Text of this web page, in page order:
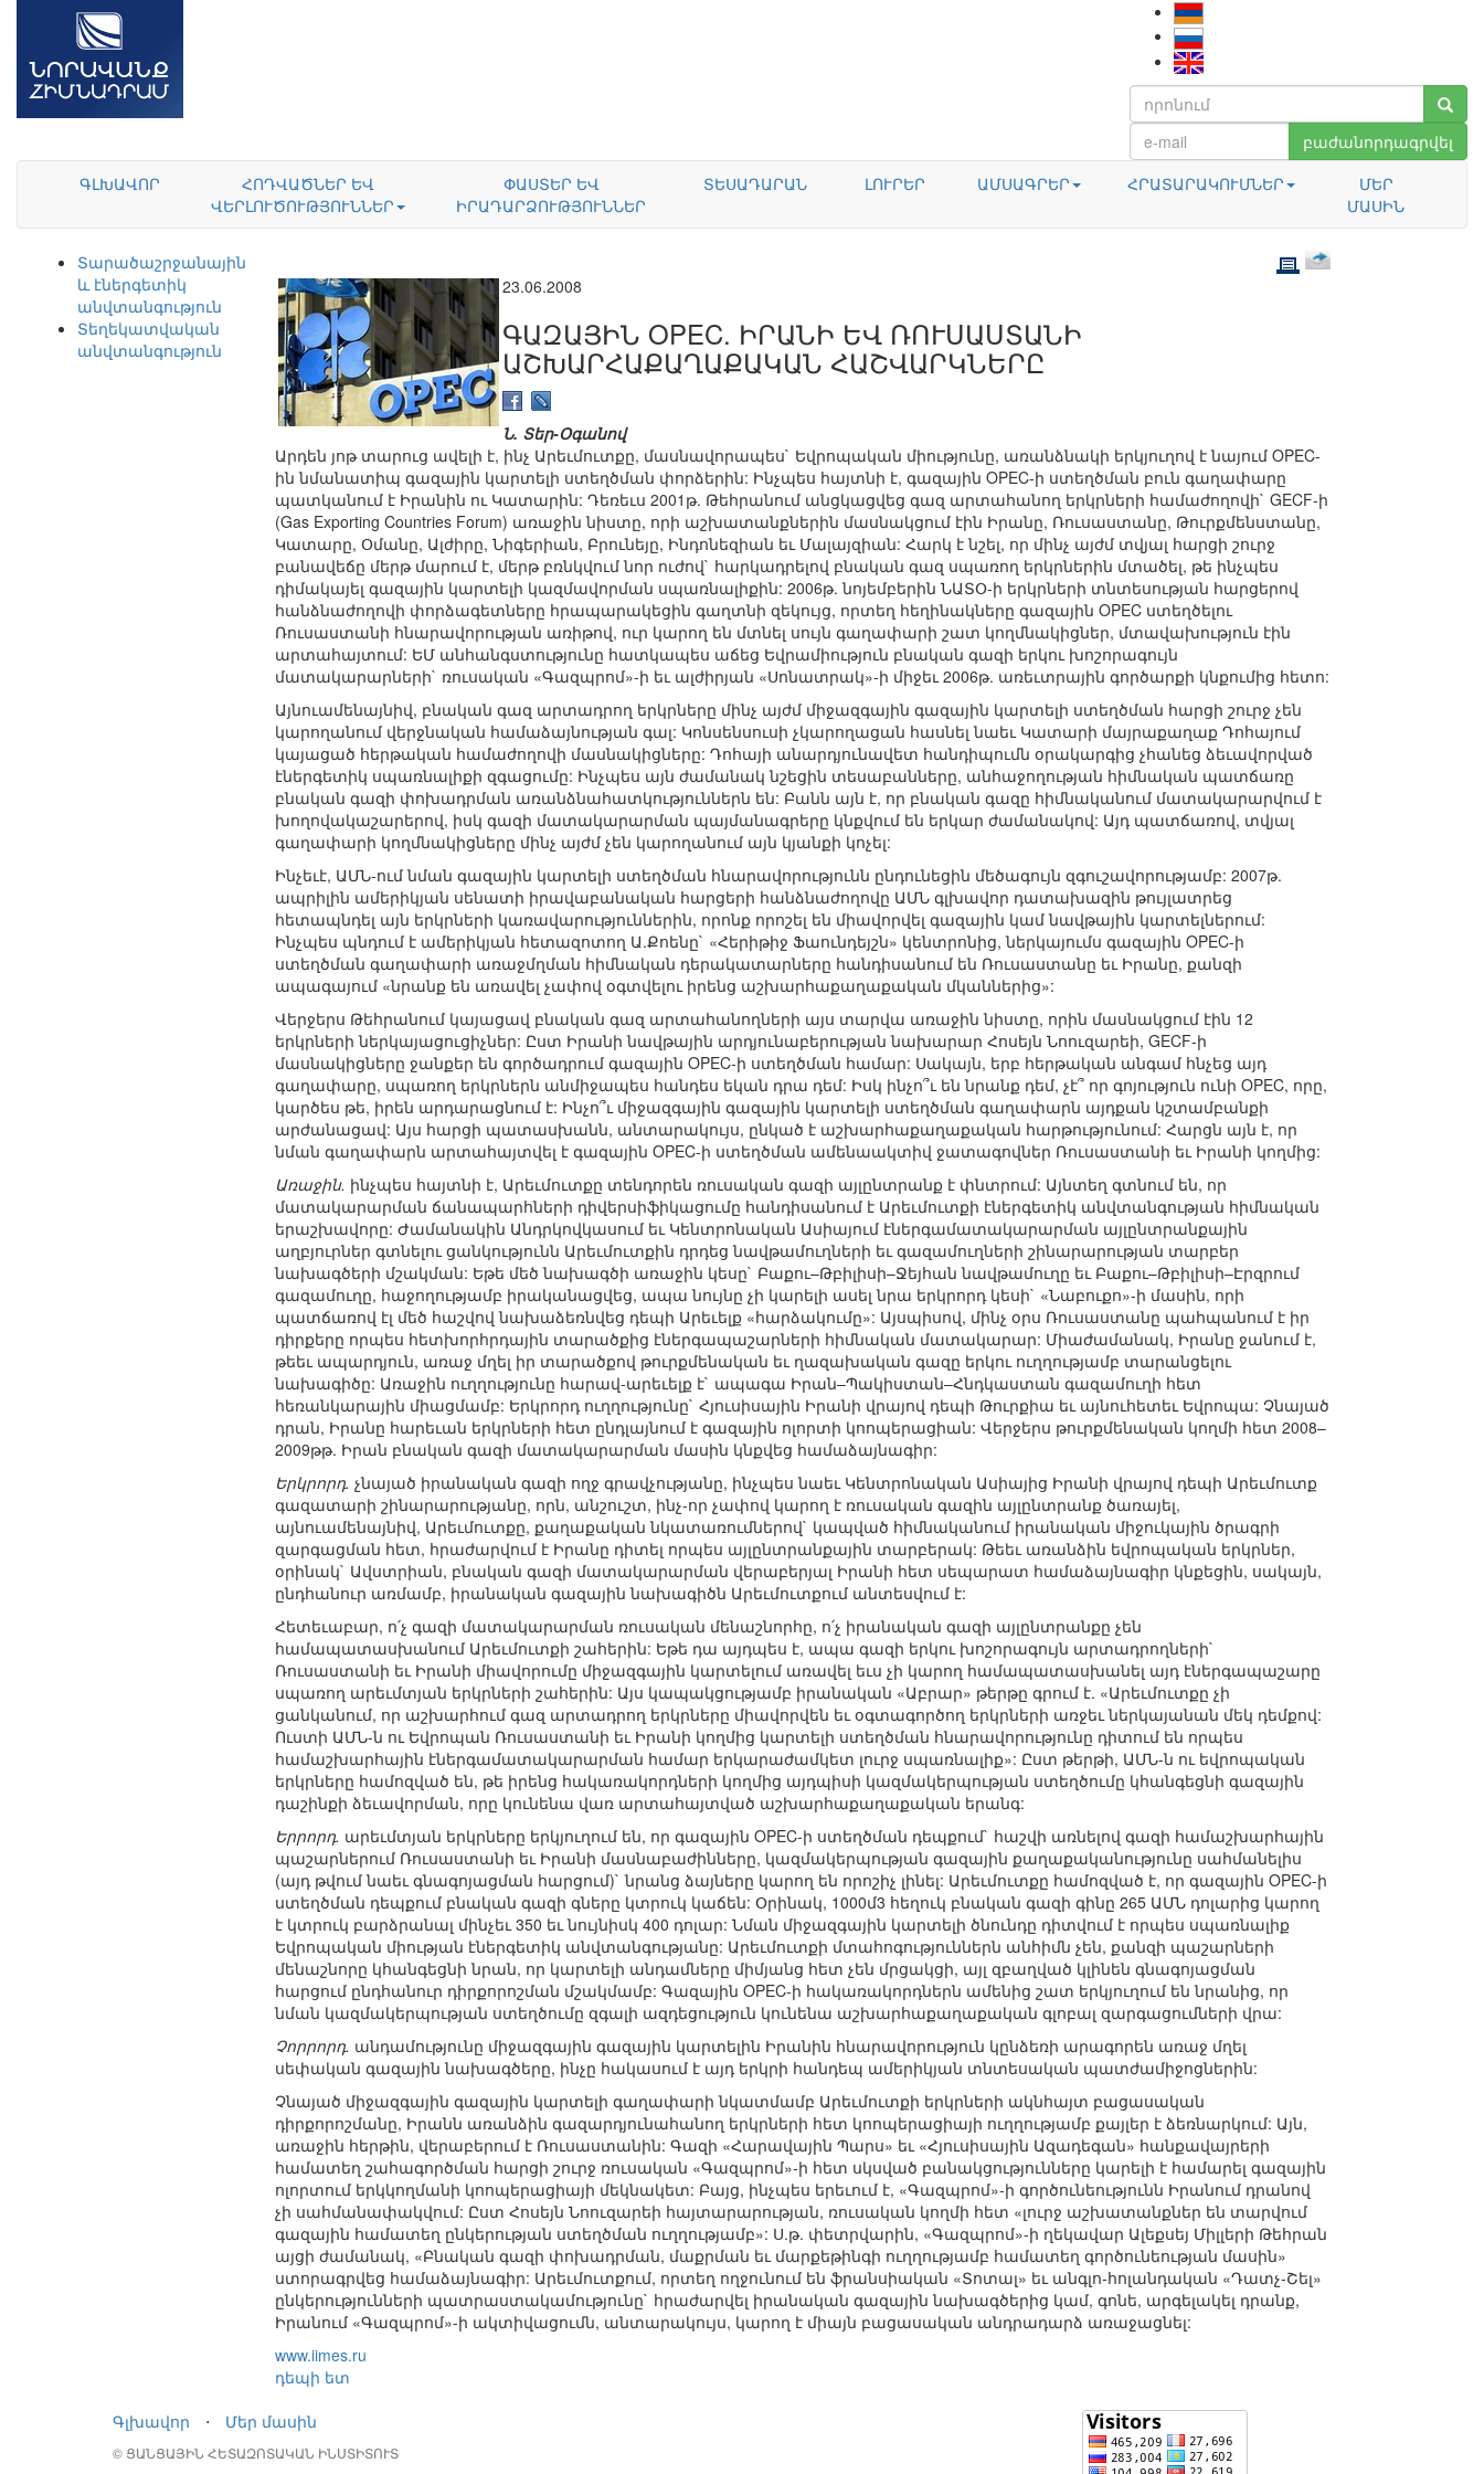
բաժանորդագրվել
ԳԼԽԱՎՈՐ
ՀՈԴՎԱԾՆԵՐ ԵՎ
ՎԵՐԼՈՒԾՈՒԹՅՈՒՆՆԵՐ
ՓԱՍՏԵՐ ԵՎ
ԻՐԱԴԱՐՁՈՒԹՅՈՒՆՆԵՐ
ՏԵՍԱԴԱՐԱՆ ԼՈՒՐԵՐ ԱՄՍԱԳՐԵՐ ՀՐԱՏԱՐԱԿՈՒՄՆԵՐ
ՄԵՐ
ՄԱՍԻՆ
Տարածաշրջանային
և էներգետիկ
անվտանգություն
Տեղեկատվական
անվտանգություն
23.06.2008
ԳԱԶԱՅԻՆ OPEC. ԻՐԱՆԻ ԵՎ ՌՈՒՍԱՍՏԱՆԻ
ԱՇԽԱՐՀԱՔԱՂԱՔԱԿԱՆ ՀԱՇՎԱՐԿՆԵՐԸ
Ն. Տեր-Օգանով
Արդեն յոթ տարուց ավելի է, ինչ Արեւմուտքը, մասնավորապես` Եվրոպական միությունը, առանձնակի երկյուղով է նայում OPEC-
ին նմանատիպ գազային կարտելի ստեղծման փորձերին: Ինչպես հայտնի է, գազային OPEC-ի ստեղծման բուն գաղափարը
պատկանում է Իրանին ու Կատարին: Դեռեւս 2001թ. Թեհրանում անցկացվեց գազ արտահանող երկրների համաժողովի` GECF-ի
(Gas Exporting Countries Forum) առաջին նիստը, որի աշխատանքներին մասնակցում էին Իրանը, Ռուսաստանը, Թուրքմենստանը,
Կատարը, Օմանը, Ալժիրը, Նիգերիան, Բրունեյը, Ինդոնեզիան եւ Մալայզիան: Հարկ է նշել, որ մինչ այժմ տվյալ հարցի շուրջ
բանավեճը մերթ մարում է, մերթ բռնկվում նոր ուժով` հարկադրելով բնական գազ սպառող երկրներին մտածել, թե ինչպես
դիմակայել գազային կարտելի կազմավորման սպառնալիքին: 2006թ. նոյեմբերին ՆԱՏՕ-ի երկրների տնտեսության հարցերով
հանձնաժողովի փորձագետները հրապարակեցին գաղտնի զեկույց, որտեղ հեղինակները գազային OPEC ստեղծելու
Ռուսաստանի հնարավորության առիթով, ուր կարող են մտնել սույն գաղափարի շատ կողմնակիցներ, մտավախություն էին
արտահայտում: ԵՄ անհանգստությունը հատկապես աճեց Եվրամիություն բնական գազի երկու խոշորագույն
մատակարարների` ռուսական «Գազպրոմ»-ի եւ ալժիրյան «Սոնատրակ»-ի միջեւ 2006թ. առեւտրային գործարքի կնքումից հետո:
Այնուամենայնիվ, բնական գազ արտադրող երկրները մինչ այժմ միջազգային գազային կարտելի ստեղծման հարցի շուրջ չեն
կարողանում վերջնական համաձայնության գալ: Կոնսենսուսի չկարողացան հասնել նաեւ Կատարի մայրաքաղաք Դոհայում
կայացած հերթական համաժողովի մասնակիցները: Դոհայի անարդյունավետ հանդիպումն օրակարգից չհանեց ձեւավորված
էներգետիկ սպառնալիքի զգացումը: Ինչպես այն ժամանակ նշեցին տեսաբանները, անհաջողության հիմնական պատճառը
բնական գազի փոխադրման առանձնահատկություններն են: Բանն այն է, որ բնական գազը հիմնականում մատակարարվում է
խողովակաշարերով, իսկ գազի մատակարարման պայմանագրերը կնքվում են երկար ժամանակով: Այդ պատճառով, տվյալ
գաղափարի կողմնակիցները մինչ այժմ չեն կարողանում այն կյանքի կոչել:
Ինչեւէ, ԱՄՆ-ում նման գազային կարտելի ստեղծման հնարավորությունն ընդունեցին մեծագույն զգուշավորությամբ: 2007թ.
ապրիլին ամերիկյան սենատի իրավաբանական հարցերի հանձնաժողովը ԱՄՆ գլխավոր դատախազին թույլատրեց
հետապնդել այն երկրների կառավարություններին, որոնք որոշել են միավորվել գազային կամ նավթային կարտելներում:
Ինչպես պնդում է ամերիկյան հետազոտող Ա.Քոենը` «Հերիթիջ Ֆաունդեյշն» կենտրոնից, ներկայումս գազային OPEC-ի
ստեղծման գաղափարի առաջմղման հիմնական դերակատարները հանդիսանում են Ռուսաստանը եւ Իրանը, քանզի
ապագայում «նրանք են առավել չափով օգտվելու իրենց աշխարհաքաղաքական մկաններից»:
Վերջերս Թեհրանում կայացավ բնական գազ արտահանողների այս տարվա առաջին նիստը, որին մասնակցում էին 12
երկրների ներկայացուցիչներ: Ըստ Իրանի նավթային արդյունաբերության նախարար Հոսեյն Նոուզարեի, GECF-ի
մասնակիցները ջանքեր են գործադրում գազային OPEC-ի ստեղծման համար: Սակայն, երբ հերթական անգամ հնչեց այդ
գաղափարը, սպառող երկրներն անմիջապես հանդես եկան դրա դեմ: Իսկ ինչո՞ւ են նրանք դեմ, չէ՞ որ գոյություն ունի OPEC, որը,
կարծես թե, իրեն արդարացնում է: Ինչո՞ւ միջազգային գազային կարտելի ստեղծման գաղափարն այդքան կշտամբանքի
արժանացավ: Այս հարցի պատասխանն, անտարակույս, ընկած է աշխարհաքաղաքական հարթությունում: Հարցն այն է, որ
նման գաղափարն արտահայտվել է գազային OPEC-ի ստեղծման ամենաակտիվ ջատագովներ Ռուսաստանի եւ Իրանի կողմից:
Առաջին. ինչպես հայտնի է, Արեւմուտքը տենդորեն ռուսական գազի այլընտրանք է փնտրում: Այնտեղ գտնում են, որ
մատակարարման ճանապարհների դիվերսիֆիկացումը հանդիսանում է Արեւմուտքի էներգետիկ անվտանգության հիմնական
երաշխավորը: Ժամանակին Անդրկովկասում եւ Կենտրոնական Ասիայում էներգամատակարարման այլընտրանքային
աղբյուրներ գտնելու ցանկությունն Արեւմուտքին դրդեց նավթամուղների եւ գազամուղների շինարարության տարբեր
նախագծերի մշակման: Եթե մեծ նախագծի առաջին կեսը` Բաքու–Թբիլիսի–Ջեյհան նավթամուղը եւ Բաքու–Թբիլիսի–Էրզրում
գազամուղը, հաջողությամբ իրականացվեց, ապա նույնը չի կարելի ասել նրա երկրորդ կեսի` «Նաբուքո»-ի մասին, որի
պատճառով էլ մեծ հաշվով նախաձեռնվեց դեպի Արեւելք «հարձակումը»: Այսպիսով, մինչ օրս Ռուսաստանը պահպանում է իր
դիրքերը որպես հետխորհրդային տարածքից էներգապաշարների հիմնական մատակարար: Միաժամանակ, Իրանը ջանում է,
թեեւ ապարդյուն, առաջ մղել իր տարածքով թուրքմենական եւ ղազախական գազը երկու ուղղությամբ տարանցելու
նախագիծը: Առաջին ուղղությունը հարավ-արեւելք է` ապագա Իրան–Պակիստան–Հնդկաստան գազամուղի հետ
հեռանկարային միացմամբ: Երկրորդ ուղղությունը` Հյուսիսային Իրանի վրայով դեպի Թուրքիա եւ այնուհետեւ Եվրոպա: Չնայած
դրան, Իրանը հարեւան երկրների հետ ընդլայնում է գազային ոլորտի կոոպերացիան: Վերջերս թուրքմենական կողմի հետ 2008–
2009թթ. Իրան բնական գազի մատակարարման մասին կնքվեց համաձայնագիր:
Երկրորդ. չնայած իրանական գազի ողջ գրավչությանը, ինչպես նաեւ Կենտրոնական Ասիայից Իրանի վրայով դեպի Արեւմուտք
գազատարի շինարարությանը, որն, անշուշտ, ինչ-որ չափով կարող է ռուսական գազին այլընտրանք ծառայել,
այնուամենայնիվ, Արեւմուտքը, քաղաքական նկատառումներով` կապված հիմնականում իրանական միջուկային ծրագրի
զարգացման հետ, հրաժարվում է Իրանը դիտել որպես այլընտրանքային տարբերակ: Թեեւ առանձին եվրոպական երկրներ,
օրինակ` Ավստրիան, բնական գազի մատակարարման վերաբերյալ Իրանի հետ սեպարատ համաձայնագիր կնքեցին, սակայն,
ընդհանուր առմամբ, իրանական գազային նախագիծն Արեւմուտքում անտեսվում է:
Հետեւաբար, ո՛չ գազի մատակարարման ռուսական մենաշնորհը, ո՛չ իրանական գազի այլընտրանքը չեն
համապատասխանում Արեւմուտքի շահերին: Եթե դա այդպես է, ապա գազի երկու խոշորագույն արտադրողների`
Ռուսաստանի եւ Իրանի միավորումը միջազգային կարտելում առավել եւս չի կարող համապատասխանել այդ էներգապաշարը
սպառող արեւմտյան երկրների շահերին: Այս կապակցությամբ իրանական «Աբրար» թերթը գրում է. «Արեւմուտքը չի
ցանկանում, որ աշխարհում գազ արտադրող երկրները միավորվեն եւ օգտագործող երկրների առջեւ ներկայանան մեկ դեմքով:
Ուստի ԱՄՆ-ն ու Եվրոպան Ռուսաստանի եւ Իրանի կողմից կարտելի ստեղծման հնարավորությունը դիտում են որպես
համաշխարհային էներգամատակարարման համար երկարաժամկետ լուրջ սպառնալիք»: Ըստ թերթի, ԱՄՆ-ն ու եվրոպական
երկրները համոզված են, թե իրենց հակառակորդների կողմից այդպիսի կազմակերպության ստեղծումը կհանգեցնի գազային
դաշինքի ձեւավորման, որը կունենա վառ արտահայտված աշխարհաքաղաքական երանգ:
Երրորդ. արեւմտյան երկրները երկյուղում են, որ գազային OPEC-ի ստեղծման դեպքում` հաշվի առնելով գազի համաշխարհային
պաշարներում Ռուսաստանի եւ Իրանի մասնաբաժինները, կազմակերպության գազային քաղաքականությունը սահմանելիս
(այդ թվում նաեւ գնագոյացման հարցում)` նրանց ձայները կարող են որոշիչ լինել: Արեւմուտքը համոզված է, որ գազային OPEC-ի
ստեղծման դեպքում բնական գազի գները կտրուկ կաճեն: Օրինակ, 1000մ3 հեղուկ բնական գազի գինը 265 ԱՄՆ դոլարից կարող
է կտրուկ բարձրանալ մինչեւ 350 եւ նույնիսկ 400 դոլար: Նման միջազգային կարտելի ծնունդը դիտվում է որպես սպառնալիք
Եվրոպական միության էներգետիկ անվտանգությանը: Արեւմուտքի մտահոգություններն անհիմն չեն, քանզի պաշարների
մենաշնորը կհանգեցնի նրան, որ կարտելի անդամները միմյանց հետ չեն մրցակցի, այլ զբաղված կլինեն գնագոյացման
հարցում ընդհանուր դիրքորոշման մշակմամբ: Գազային OPEC-ի հակառակորդներն ամենից շատ երկյուղում են նրանից, որ
նման կազմակերպության ստեղծումը զգալի ազդեցություն կունենա աշխարհաքաղաքական գլոբալ զարգացումների վրա:
Չորրորդ. անդամությունը միջազգային գազային կարտելին Իրանին հնարավորություն կընձեռի արագորեն առաջ մղել
սեփական գազային նախագծերը, ինչը հակասում է այդ երկրի հանդեպ ամերիկյան տնտեսական պատժամիջոցներին:
Չնայած միջազգային գազային կարտելի գաղափարի նկատմամբ Արեւմուտքի երկրների ակնհայտ բացասական
դիրքորոշմանը, Իրանն առանձին գազարդյունահանող երկրների հետ կոոպերացիայի ուղղությամբ քայլեր է ձեռնարկում: Այն,
առաջին հերթին, վերաբերում է Ռուսաստանին: Գազի «Հարավային Պարս» եւ «Հյուսիսային Ազադեգան» հանքավայրերի
համատեղ շահագործման հարցի շուրջ ռուսական «Գազպրոմ»-ի հետ սկսված բանակցությունները կարելի է համարել գազային
ոլորտում երկկողմանի կոոպերացիայի մեկնակետ: Բայց, ինչպես երեւում է, «Գազպրոմ»-ի գործունեությունն Իրանում դրանով
չի սահմանափակվում: Ըստ Հոսեյն Նոուզարեի հայտարարության, ռուսական կողմի հետ «լուրջ աշխատանքներ են տարվում
գազային համատեղ ընկերության ստեղծման ուղղությամբ»: Ս.թ. փետրվարին, «Գազպրոմ»-ի ղեկավար Ալեքսեյ Միլլերի Թեհրան
այցի ժամանակ, «Բնական գազի փոխադրման, մաքրման եւ մարքեթինգի ուղղությամբ համատեղ գործունեության մասին»
ստորագրվեց համաձայնագիր: Արեւմուտքում, որտեղ ողջունում են ֆրանսիական «Տոտալ» եւ անգլո-հոլանդական «Դատչ-Շել»
ընկերությունների պատրաստակամությունը` հրաժարվել իրանական գազային նախագծերից կամ, գոնե, արգելակել դրանք,
Իրանում «Գազպրոմ»-ի ակտիվացումն, անտարակույս, կարող է միայն բացասական անդրադարձ առաջացնել:
www.iimes.ru
դեպի ետ
Գլխավոր
⋅ Մեր մասին
© ՑԱՆՑԱՅԻՆ ՀԵՏԱԶՈՏԱԿԱՆ ԻՆՍՏԻՏՈՒՏ